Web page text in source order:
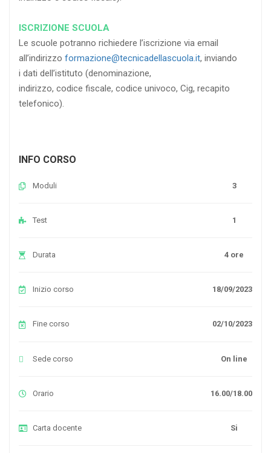
ISCRIZIONE SCUOLA
Le scuole potranno richiedere l’iscrizione via email
all’indirizzo formazione@tecnicadellascuola.it, inviando
i dati dell’istituto (denominazione,
indirizzo, codice fiscale, codice univoco, Cig, recapito
telefonico).
INFO CORSO
Moduli 3
Test 1
Durata 4 ore
Inizio corso 18/09/2023
Fine corso 02/10/2023
Sede corso On line
Orario 16.00/18.00
Carta docente Si